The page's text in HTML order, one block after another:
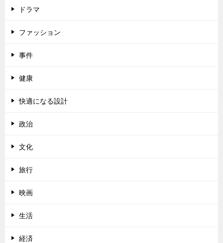
ドラマ
ファッション
事件
健康
快適になる設計
政治
文化
旅行
映画
生活
経済